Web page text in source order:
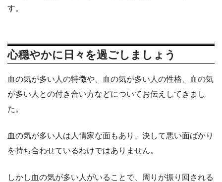
す。
心穏やかに日々を過ごしましょう
血の気が多い人の特徴や、血の気が多い人の性格、血の気
が多い人との付き合い方などについてお伝えしてきまし
た。
血の気が多い人は人情家な面もあり、決して悪い面ばかり
を持ち合わせているわけではありません。
しかし血の気が多い人がいることで、周りが振り回される